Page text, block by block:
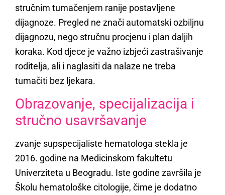
stručnim tumačenjem ranije postavljene
dijagnoze. Pregled ne znači automatski ozbiljnu
dijagnozu, nego stručnu procjenu i plan daljih
koraka. Kod djece je važno izbjeći zastrašivanje
roditelja, ali i naglasiti da nalaze ne treba
tumačiti bez ljekara.
Obrazovanje, specijalizacija i
stručno usavršavanje
zvanje supspecijaliste hematologa stekla je
2016. godine na Medicinskom fakultetu
Univerziteta u Beogradu. Iste godine završila je
Školu hematološke citologije, čime je dodatno